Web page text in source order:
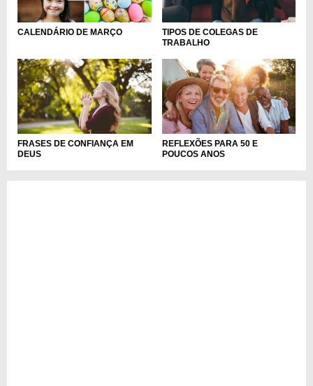
CALENDÁRIO DE MARÇO
TIPOS DE COLEGAS DE
TRABALHO
FRASES DE CONFIANÇA EM
DEUS
REFLEXÕES PARA 50 E
POUCOS ANOS